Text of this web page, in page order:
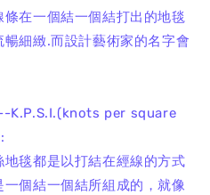
在一個結一個結打出的地毯
細緻.而設計藝術家的名字會
K.P.S.I.(knots per square
毯都是以打結在經線的方式
個結一個結所組成的，就像